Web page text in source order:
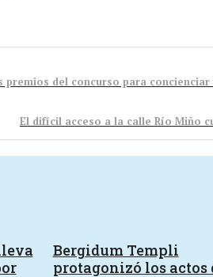
del concurso para
El difícil acceso a la calle Río Miño
Bergidum Templi
protagonizó los actos